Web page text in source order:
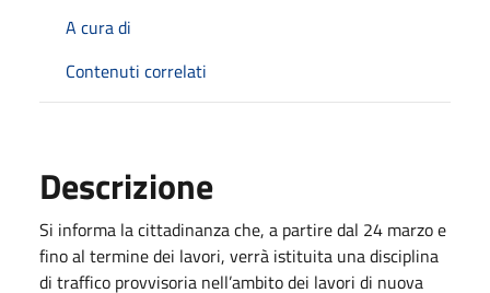
A cura di
Contenuti correlati
Descrizione
Si informa la cittadinanza che, a partire dal 24 marzo e
fino al termine dei lavori, verrà istituita una disciplina
di traffico provvisoria nell’ambito dei lavori di nuova